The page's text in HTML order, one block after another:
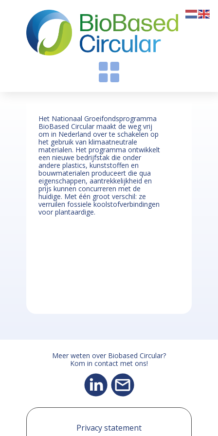
Het Nationaal Groeifondsprogramma
BioBased Circular maakt de weg vrij
om in Nederland over te schakelen op
het gebruik van klimaatneutrale
materialen. Het programma ontwikkelt
een nieuwe bedrijfstak die onder
andere plastics, kunststoffen en
bouwmaterialen produceert die qua
eigenschappen, aantrekkelijkheid en
prijs kunnen concurreren met de
huidige. Met één groot verschil: ze
verruilen fossiele koolstofverbindingen
voor plantaardige.
Meer weten over Biobased Circular?
Kom in contact met ons!
Privacy statement